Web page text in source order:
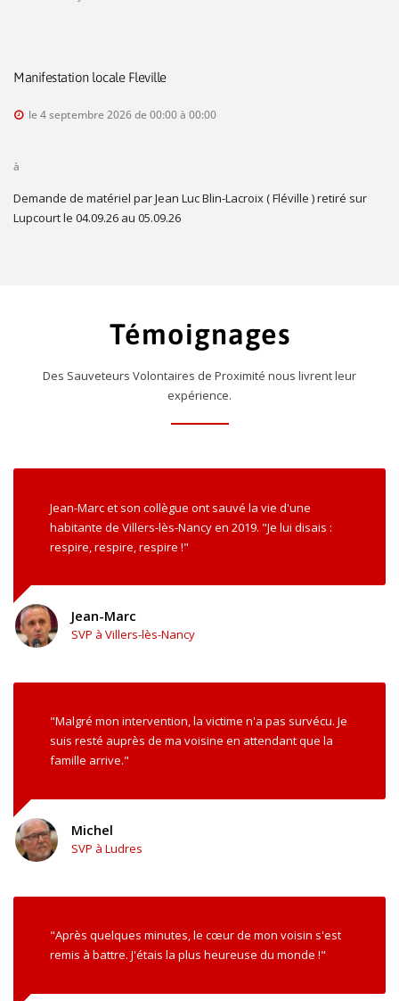
Manifestation locale Fleville
le 4 septembre 2026 de 00:00 à 00:00
à
Demande de matériel par Jean Luc Blin-Lacroix ( Fléville ) retiré sur
Lupcourt le 04.09.26 au 05.09.26
Témoignages
Des Sauveteurs Volontaires de Proximité nous livrent leur
expérience.
Jean-Marc et son collègue ont sauvé la vie d'une
habitante de Villers-lès-Nancy en 2019. "Je lui disais :
respire, respire, respire !"
Jean-Marc
SVP à Villers-lès-Nancy
"Malgré mon intervention, la victime n'a pas survécu. Je
suis resté auprès de ma voisine en attendant que la
famille arrive."
Michel
SVP à Ludres
"Après quelques minutes, le cœur de mon voisin s'est
remis à battre. J'étais la plus heureuse du monde !"